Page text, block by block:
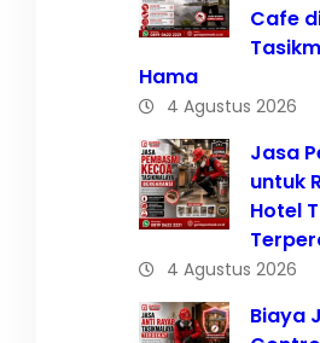
Cafe
Hama
4 Agustus 2026
Jasa
untuk
Hotel
4 Agustus 2026
Biaya